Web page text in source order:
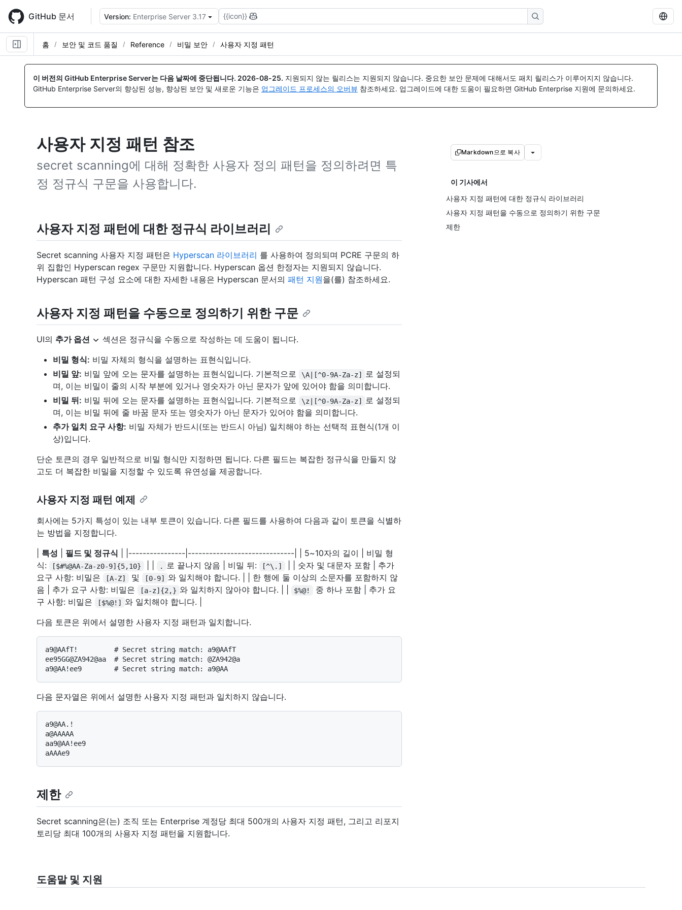
main
content
GitHub 문서 Version: Enterprise Server 3.17 {{icon}}
홈 보안 및 코드 품질 Reference 비밀 보안 사용자 지정 패턴
이 버전의 GitHub Enterprise Server는 다음 날짜에 중단됩니다. 2026-08-25. 지원되지 않는 릴리스는 지원되지 않습니다. 중요한 보안 문제에 대해서도 패치 릴리스가 이루어지지 않습니다.
GitHub Enterprise Server의 향상된 성능, 향상된 보안 및 새로운 기능은 업그레이드 프로세스의 오버뷰 참조하세요. 업그레이드에 대한 도움이 필요하면 GitHub Enterprise 지원에 문의하세요.
사용자 지정 패턴 참조
secret scanning에 대해 정확한 사용자 정의 패턴을 정의하려면 특
정 정규식 구문을 사용합니다.
Markdown으로 복사
이 기사에서
사용자 지정 패턴에 대한 정규식 라이브러리
사용자 지정 패턴을 수동으로 정의하기 위한 구문
제한
사용자 지정 패턴에 대한 정규식 라이브러리
Secret scanning 사용자 지정 패턴은 Hyperscan 라이브러리 를 사용하여 정의되며 PCRE 구문의 하
위 집합인 Hyperscan regex 구문만 지원합니다. Hyperscan 옵션 한정자는 지원되지 않습니다.
Hyperscan 패턴 구성 요소에 대한 자세한 내용은 Hyperscan 문서의 패턴 지원을(를) 참조하세요.
사용자 지정 패턴을 수동으로 정의하기 위한 구문
UI의 추가 옵션
섹션은 정규식을 수동으로 작성하는 데 도움이 됩니다.
비밀 형식: 비밀 자체의 형식을 설명하는 표현식입니다.
비밀 앞: 비밀 앞에 오는 문자를 설명하는 표현식입니다. 기본적으로 \A|[^0-9A-Za-z] 로 설정되
며, 이는 비밀이 줄의 시작 부분에 있거나 영숫자가 아닌 문자가 앞에 있어야 함을 의미합니다.
비밀 뒤: 비밀 뒤에 오는 문자를 설명하는 표현식입니다. 기본적으로 \z|[^0-9A-Za-z] 로 설정되
며, 이는 비밀 뒤에 줄 바꿈 문자 또는 영숫자가 아닌 문자가 있어야 함을 의미합니다.
추가 일치 요구 사항: 비밀 자체가 반드시(또는 반드시 아님) 일치해야 하는 선택적 표현식(1개 이
상)입니다.
단순 토큰의 경우 일반적으로 비밀 형식만 지정하면 됩니다. 다른 필드는 복잡한 정규식을 만들지 않
고도 더 복잡한 비밀을 지정할 수 있도록 유연성을 제공합니다.
사용자 지정 패턴 예제
회사에는 5가지 특성이 있는 내부 토큰이 있습니다. 다른 필드를 사용하여 다음과 같이 토큰을 식별하
는 방법을 지정합니다.
특성 필드 및 정규식 | |----------------|------------------------------| | 5~10자의 길이 | 비밀 형
식:
[$#%@AA-Za-z0-9]{5,10} . 로 끝나지 않음 | 비밀 뒤: [^\.]
| | 숫자 및 대문자 포함 | 추가
요구 사항: 비밀은
[A-Z] 및 [0-9] 와 일치해야 합니다. | | 한 행에 둘 이상의 소문자를 포함하지 않
음 | 추가 요구 사항: 비밀은
[a-z]{2,} 와 일치하지 않아야 합니다. | | $%@!
중 하나 포함 | 추가 요
구 사항: 비밀은
[$%@!] 와 일치해야 합니다. |
다음 토큰은 위에서 설명한 사용자 지정 패턴과 일치합니다.
a9@AAfT!         # Secret string match: a9@AAfT
ee95GG@ZA942@aa  # Secret string match: @ZA942@a
다음 문자열은 위에서 설명한 사용자 지정 패턴과 일치하지 않습니다.
a9@AA.!
a@AAAAA
aa9@AA!ee9
제한
Secret scanning은(는) 조직 또는 Enterprise 계정당 최대 500개의 사용자 지정 패턴, 그리고 리포지
토리당 최대 100개의 사용자 지정 패턴을 지원합니다.
도움말 및 지원